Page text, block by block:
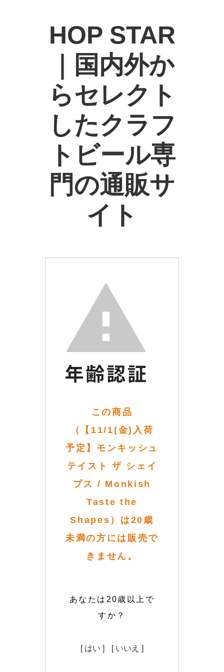
HOP STAR
｜国内外か
らセレクト
したクラフ
トビール専
門の通販サ
イト
この商品
（【11/1(金)入荷
予定】モンキッシュ
テイスト ザ シェイ
プス / Monkish
Taste the
Shapes）は20歳
未満の方には販売で
きません。
あなたは20歳以上で
すか？
[ はい ] [ いいえ ]